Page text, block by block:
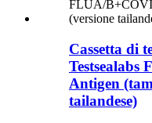
Cassetta di
Testsealabs
Antigen
tailandese)